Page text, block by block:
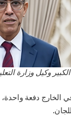
وكيل وزارة
الخارج دفعة